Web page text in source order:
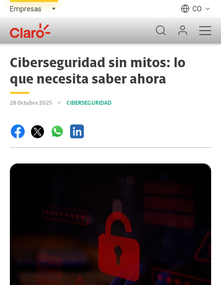
CO
Ciberseguridad sin mitos: lo
que necesita saber ahora
28 Octubre 2025 CIBERSEGURIDAD